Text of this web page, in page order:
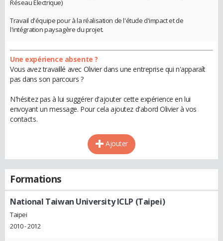
Réseau Électrique)
Travail d'équipe pour à la réalisation de l'étude d'impact et de
l'intégration paysagère du projet.
Une expérience absente ?
Vous avez travaillé avec Olivier dans une entreprise qui n'apparaît
pas dans son parcours ?
N'hésitez pas à lui suggérer d'ajouter cette expérience en lui
envoyant un message. Pour cela ajoutez d'abord Olivier à vos
contacts.
Ajouter
Formations
National Taiwan University ICLP (Taipei)
Taipei
2010 - 2012